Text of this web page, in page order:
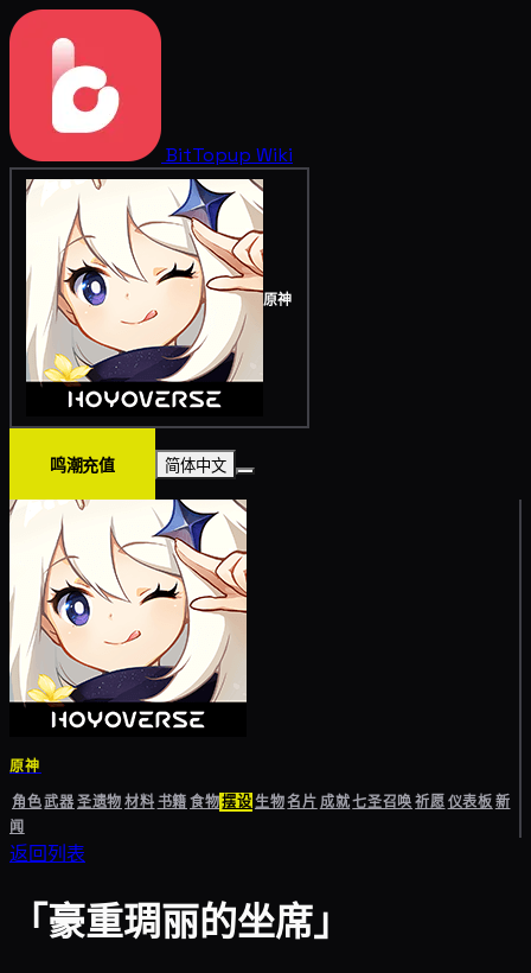
BitTopup Wiki
原神
鸣潮充值 简体中文
原神
角色武器圣遗物材料书籍食物摆设生物名片成就七圣召唤祈愿仪表板新
闻
返回列表
「豪重琱丽的坐席」